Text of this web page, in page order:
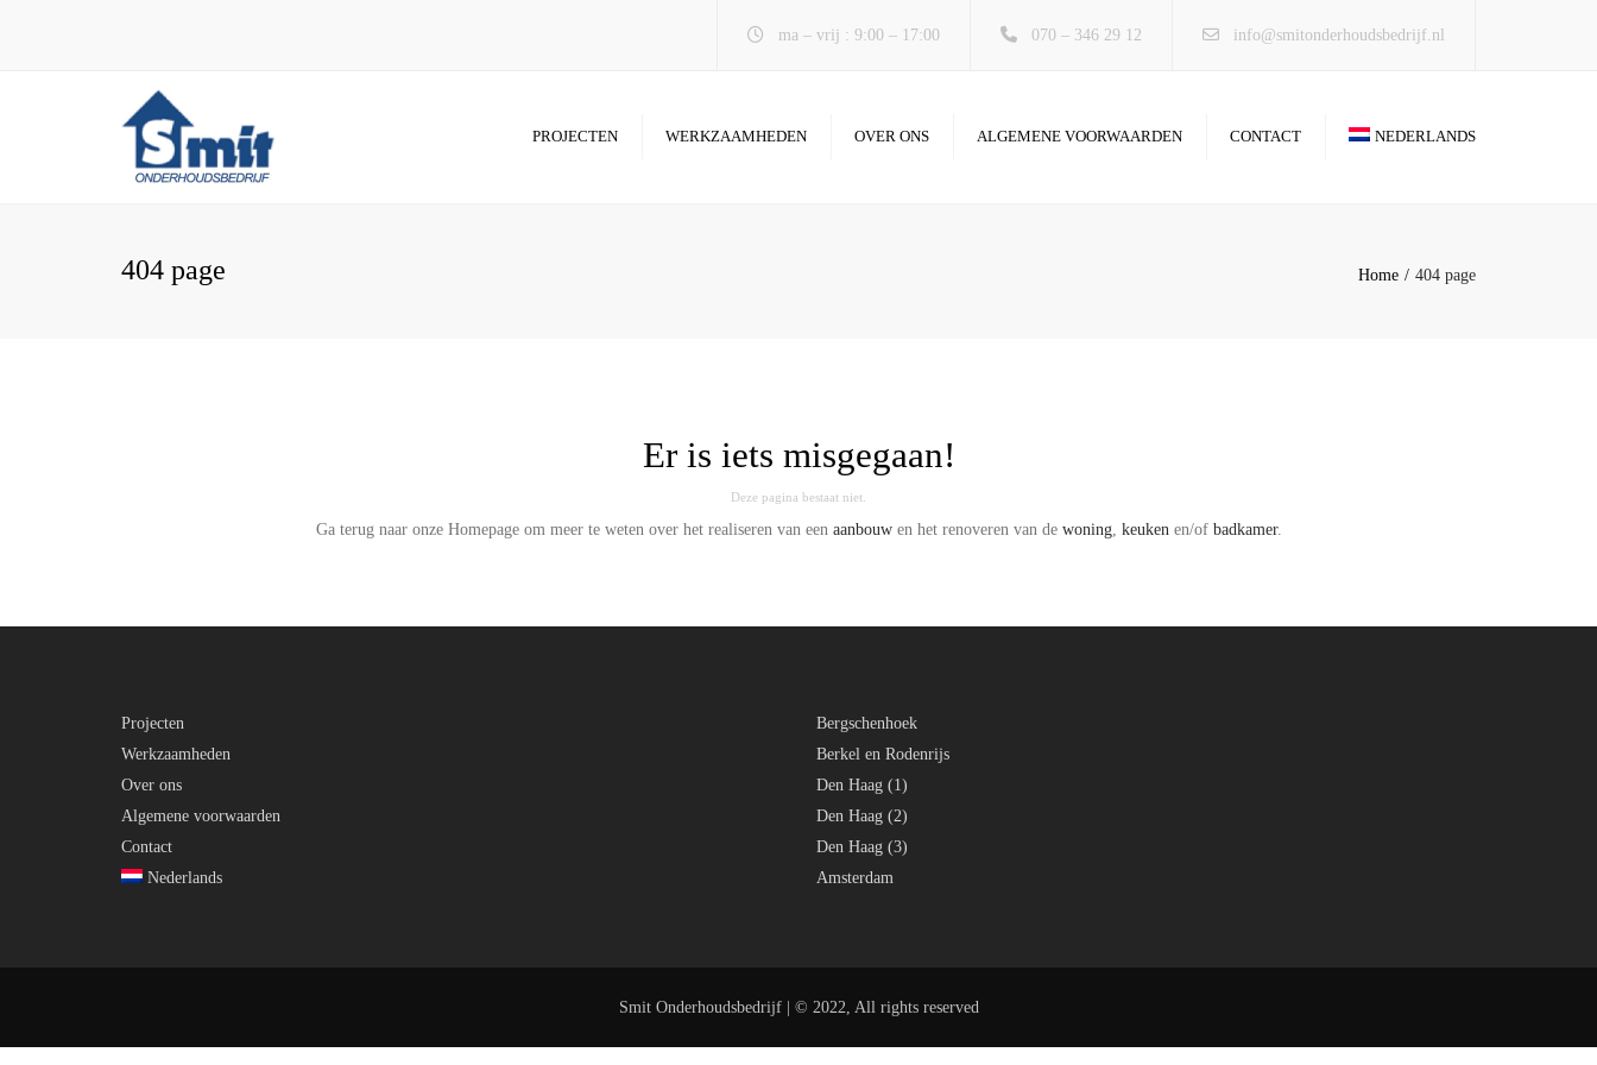
ma – vrij : 9:00 – 17:00 070 – 346 29 12 info@smitonderhoudsbedrijf.nl
PROJECTEN WERKZAAMHEDEN OVER ONS ALGEMENE VOORWAARDEN CONTACT NEDERLANDS
404 page Home 404 page
Er is iets misgegaan!
Deze pagina bestaat niet.
Ga terug naar onze Homepage om meer te weten over het realiseren van een aanbouwen het renoveren van de woning, keuken en/of badkamer.
Projecten
Werkzaamheden
Over ons
Algemene voorwaarden
Contact
Nederlands
Bergschenhoek
Berkel en Rodenrijs
Den Haag (1)
Den Haag (2)
Den Haag (3)
Amsterdam
Smit Onderhoudsbedrijf | © 2022, All rights reserved